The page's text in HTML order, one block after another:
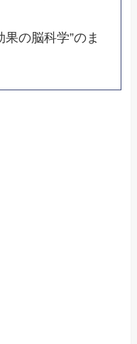
の脳科学”のま